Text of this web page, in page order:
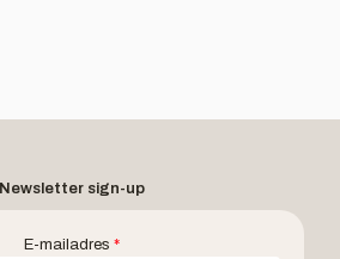
Newsletter sign-up
E-mailadres *